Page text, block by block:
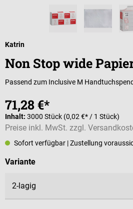
Katrin
Non Stop wide
Passend zum Inclusive M
71,28 €*
Inhalt: 3000 Stück (0,02 €* / 1 Stück)
Preise inkl. MwSt. zzgl.
Sofort verfügbar | Zustellung
Varianteauswählen